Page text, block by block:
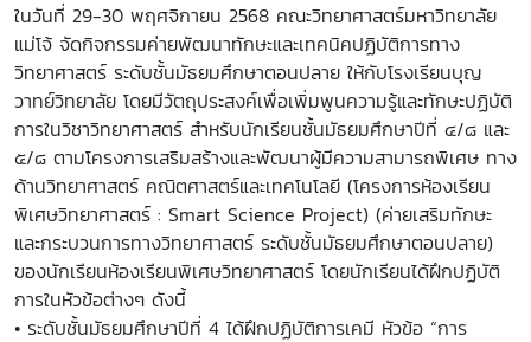
ในวันที่ 29-30 พฤศจิกายน 2568 คณะวิทยาศาสตร์มหาวิทยาลัย
แม่โจ้ จัดกิจกรรมค่ายพัฒนาทักษะและเทคนิคปฏิบัติการทาง
วิทยาศาสตร์ ระดับชั้นมัธยมศึกษาตอนปลาย ให้กับโรงเรียนบุญ
วาทย์วิทยาลัย โดยมีวัตถุประสงค์เพื่อเพิ่มพูนความรู้และทักษะปฏิบัติ
การในวิชาวิทยาศาสตร์ สำหรับนักเรียนชั้นมัธยมศึกษาปีที่ ๔/๘ และ
๕/๘ ตามโครงการเสริมสร้างและพัฒนาผู้มีความสามารถพิเศษ ทาง
ด้านวิทยาศาสตร์ คณิตศาสตร์และเทคโนโลยี (โครงการห้องเรียน
พิเศษวิทยาศาสตร์ : Smart Science Project) (ค่ายเสริมทักษะ
และกระบวนการทางวิทยาศาสตร์ ระดับชั้นมัธยมศึกษาตอนปลาย)
ของนักเรียนห้องเรียนพิเศษวิทยาศาสตร์ โดยนักเรียนได้ฝึกปฏิบัติ
การในหัวข้อต่างๆ ดังนี้
• ระดับชั้นมัธยมศึกษาปีที่ 4 ได้ฝึกปฏิบัติการเคมี หัวข้อ “การ